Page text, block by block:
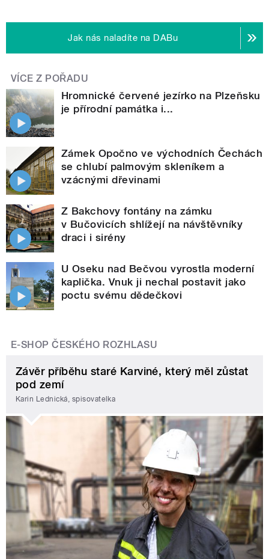
Jak nás naladíte na DABu
VÍCE Z POŘADU
Hromnické červené jezírko na Plzeňsku
je přírodní památka i...
Zámek Opočno ve východních Čechách
se chlubí palmovým skleníkem a
vzácnými dřevinami
Z Bakchovy fontány na zámku
v Bučovicích shlížejí na návštěvníky
draci i sirény
U Oseku nad Bečvou vyrostla moderní
kaplička. Vnuk ji nechal postavit jako
poctu svému dědečkovi
E-SHOP ČESKÉHO ROZHLASU
Závěr příběhu staré Karviné, který měl zůstat
pod zemí
Karin Lednická, spisovatelka